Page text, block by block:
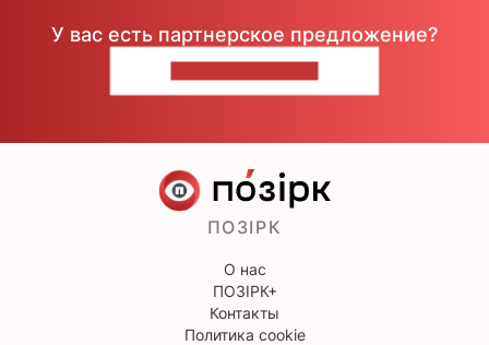
У вас есть партнерское предложение?
ПОЗІРК
О нас
ПОЗІРК+
Контакты
Политика cookie